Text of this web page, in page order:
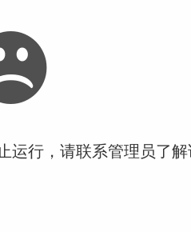
运行，请联系管理员了